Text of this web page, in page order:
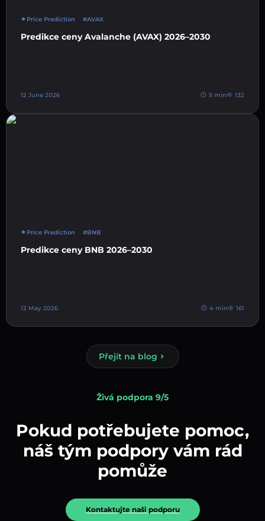
Price Prediction #AVAX
Predikce ceny Avalanche (AVAX) 2026–2030
12 June 2026 5 min 132
Price Prediction #BNB
Predikce ceny BNB 2026–2030
12 May 2026 4 min 161
Přejít na blog
Živá podpora 9/5
Pokud potřebujete pomoc,
náš tým podpory vám rád
pomůže
Kontaktujte naši podporu